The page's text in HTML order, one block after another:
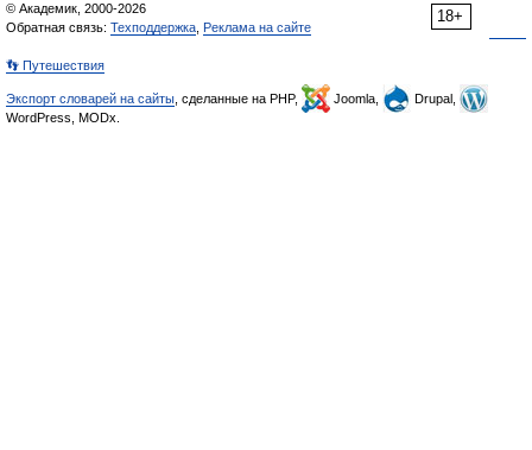
18+
© Академик, 2000-2026
Обратная связь: Техподдержка Реклама на сайте
👣 Путешествия
Экспорт словарей на сайты , сделанные на PHP, Joomla,
Drupal,
WordPress, MODx.